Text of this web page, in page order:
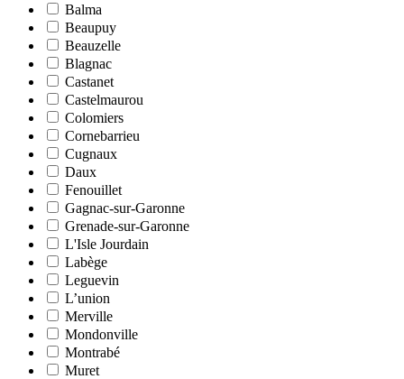
Balma
Beaupuy
Beauzelle
Blagnac
Castanet
Castelmaurou
Colomiers
Cornebarrieu
Cugnaux
Daux
Fenouillet
Gagnac-sur-Garonne
Grenade-sur-Garonne
L'Isle Jourdain
Labège
Leguevin
L’union
Merville
Mondonville
Montrabé
Muret